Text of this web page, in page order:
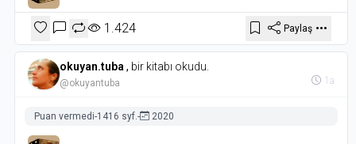
1.424 Paylaş
okuyan.tuba , bir kitabı okudu.
@okuyantuba 1a
Puan vermedi-1416 syf.- 2020